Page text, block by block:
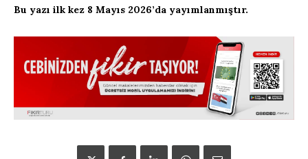
Bu yazı ilk kez 8 Mayıs 2026’da yayımlanmıştır.